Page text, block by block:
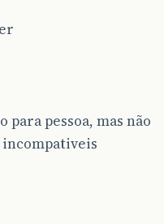
para pessoa, mas não